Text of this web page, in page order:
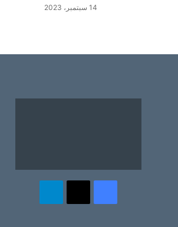
14 سبتمبر، 2023